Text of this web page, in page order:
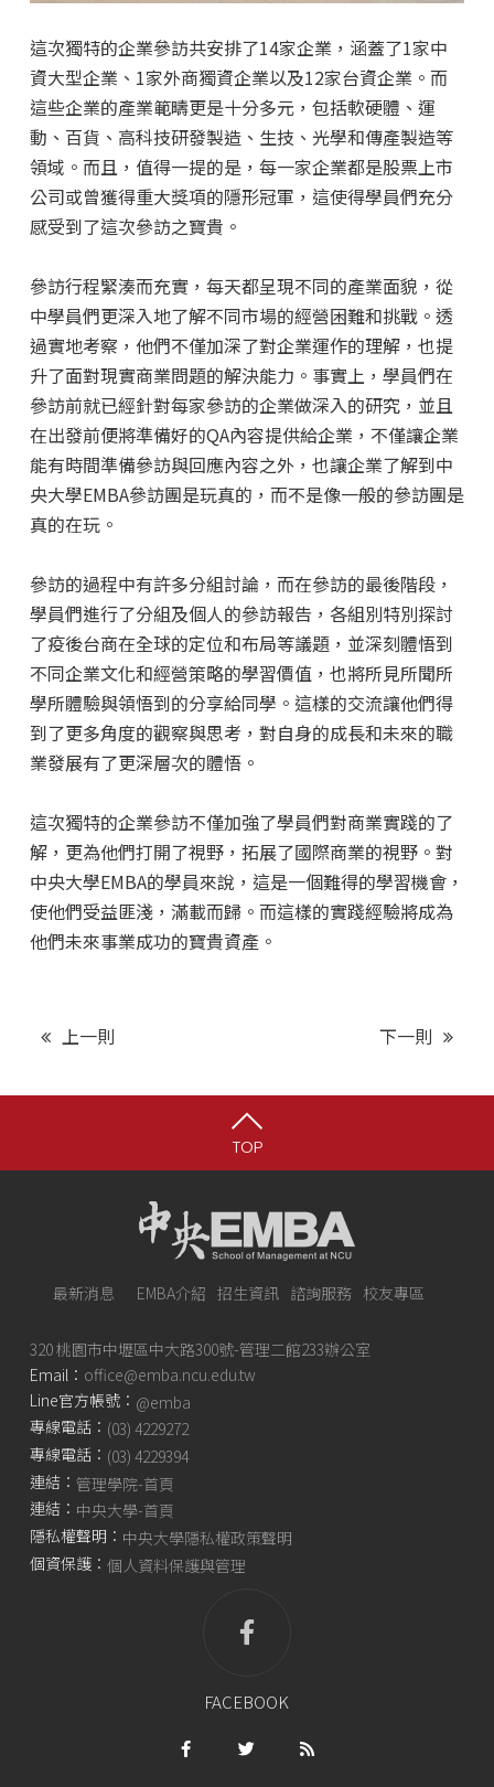
這次獨特的企業參訪共安排了14家企業，涵蓋了1家中
資大型企業、1家外商獨資企業以及12家台資企業。而
這些企業的產業範疇更是十分多元，包括軟硬體、運
動、百貨、高科技研發製造、生技、光學和傳產製造等
領域。而且，值得一提的是，每一家企業都是股票上市
公司或曾獲得重大獎項的隱形冠軍，這使得學員們充分
感受到了這次參訪之寶貴。
參訪行程緊湊而充實，每天都呈現不同的產業面貌，從
中學員們更深入地了解不同市場的經營困難和挑戰。透
過實地考察，他們不僅加深了對企業運作的理解，也提
升了面對現實商業問題的解決能力。事實上，學員們在
參訪前就已經針對每家參訪的企業做深入的研究，並且
在出發前便將準備好的QA內容提供給企業，不僅讓企業
能有時間準備參訪與回應內容之外，也讓企業了解到中
央大學EMBA參訪團是玩真的，而不是像一般的參訪團是
真的在玩。
參訪的過程中有許多分組討論，而在參訪的最後階段，
學員們進行了分組及個人的參訪報告，各組別特別探討
了疫後台商在全球的定位和布局等議題，並深刻體悟到
不同企業文化和經營策略的學習價值，也將所見所聞所
學所體驗與領悟到的分享給同學。這樣的交流讓他們得
到了更多角度的觀察與思考，對自身的成長和未來的職
業發展有了更深層次的體悟。
這次獨特的企業參訪不僅加強了學員們對商業實踐的了
解，更為他們打開了視野，拓展了國際商業的視野。對
中央大學EMBA的學員來說，這是一個難得的學習機會，
使他們受益匪淺，滿載而歸。而這樣的實踐經驗將成為
他們未來事業成功的寶貴資產。
上一則 下一則
TOP
最新消息 EMBA介紹 招生資訊 諮詢服務 校友專區
320 桃園市中壢區中大路300號-管理二館233辦公室
Email： office@emba.ncu.edu.tw
Line官方帳號： @emba
專線電話： (03) 4229272
專線電話： (03) 4229394
連結： 管理學院-首頁
連結： 中央大學-首頁
隱私權聲明： 中央大學隱私權政策聲明
個資保護： 個人資料保護與管理
FACEBOOK